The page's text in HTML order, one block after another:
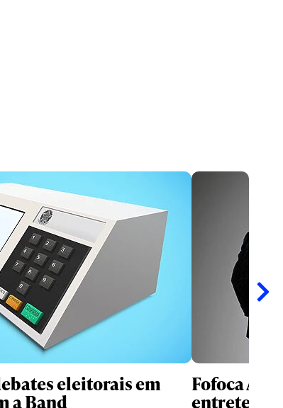
eleitorais em
a Band
Fofoca